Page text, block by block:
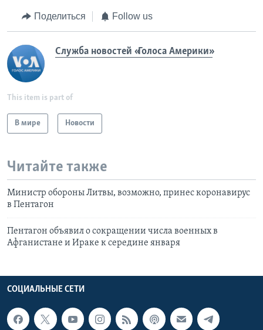
Поделиться Follow us
Служба новостей «Голоса Америки»
This item is part of
В мире Новости
Читайте также
Министр обороны Литвы, возможнo, принес коронавирус
в Пентагон
Пентагон объявил о сокращении числа военных в
Афганистане и Ираке к середине января
СОЦИАЛЬНЫЕ СЕТИ